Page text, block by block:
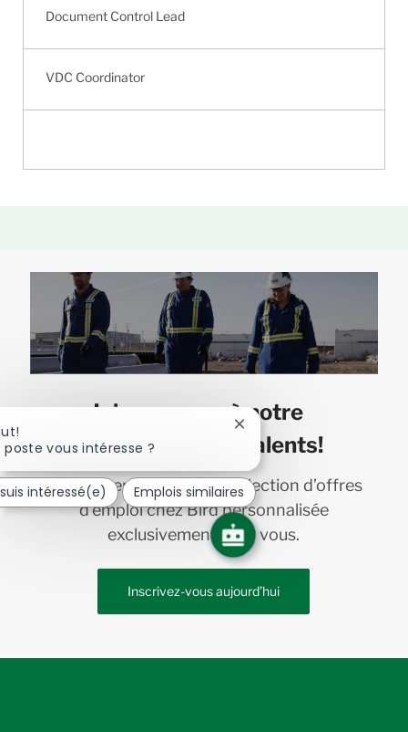
Document Control Lead
VDC Coordinator
Joignez-vous à notre
communauté de talents!
Recevez en primeur une sélection d’offres
d’emploi chez Bird personnalisée
exclusivement pour vous.
Inscrivez-vous aujourd’hui
poste vous intéresse ?
Fermer
notification
du
chatbot
intéressé(e) Emplois similaires